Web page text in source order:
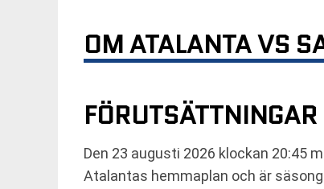
OM ATALANTA VS
Den 23 augusti 2026 klockan 20:45
Atalantas hemmaplan och är